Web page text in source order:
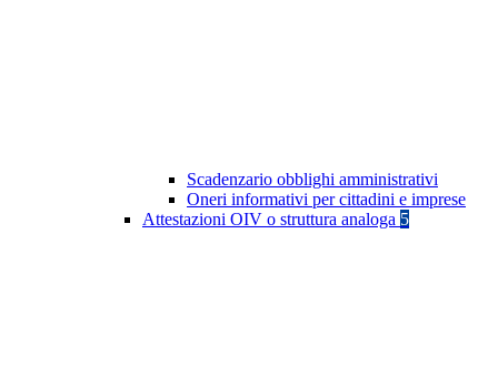
Scadenzario obblighi amministrativi
Oneri informativi per cittadini e imprese
Attestazioni OIV o struttura analoga 5